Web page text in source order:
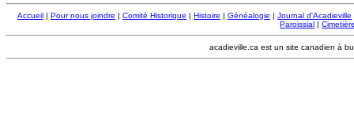
Accueil | Pour nous joindre | Comité Historique | Histoire | Généalogie | Journal d'Acadieville
Paroissial |
acadieville.ca est un site canadien à